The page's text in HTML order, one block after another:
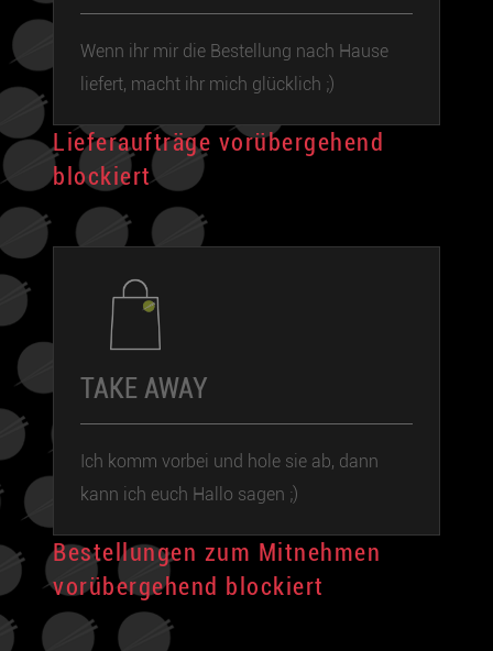
Wenn ihr mir die Bestellung nach Hause
liefert, macht ihr mich glücklich ;)
Lieferaufträge vorübergehend
blockiert
TAKE AWAY
Ich komm vorbei und hole sie ab, dann
kann ich euch Hallo sagen ;)
Bestellungen zum Mitnehmen
vorübergehend blockiert